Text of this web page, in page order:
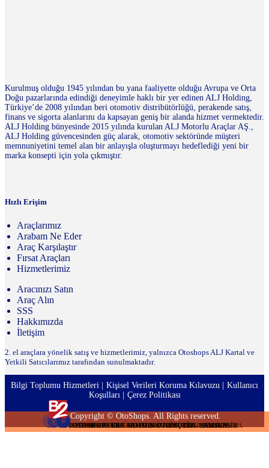
OTOSHOPS DEDE OTOMOTİV - KOCAELİ
OTOSHOPS ERC SAMSUN OTOMOTİV - SAMSUN
OTOSHOPS KATİPOĞLU OTOMOTİV - İSTANBUL AVRUPA
OTOSHOPS ALSA OTOMOTİV - İSTANBUL AVRUPA
OTOSHOPS KUZEN MOTORLU ARAÇLAR - BALIKESİR
OTOSHOPS ERC SAMSUN OTOMOTİV - SAMSUN
Kurulmuş olduğu 1945 yılından bu yana faaliyette olduğu Avrupa ve Orta
Doğu pazarlarında edindiği deneyimle haklı bir yer edinen ALJ Holding,
Türkiye’de 2008 yılından beri otomotiv distribütörlüğü, perakende satış,
finans ve sigorta alanlarını da kapsayan geniş bir alanda hizmet vermektedir.
ALJ Holding bünyesinde 2015 yılında kurulan ALJ Motorlu Araçlar AŞ.,
ALJ Holding güvencesinden güç alarak, otomotiv sektöründe müşteri
memnuniyetini temel alan bir anlayışla oluşturmayı hedeflediği yeni bir
marka konsepti için yola çıkmıştır.
Hızlı Erişim
Araçlarımız
Arabam Ne Eder
Araç Karşılaştır
Fırsat Araçları
Hizmetlerimiz
Aracınızı Satın
Araç Alın
SSS
Hakkımızda
İletişim
2. el araçlara yönelik satış ve hizmetlerimiz, yalnızca Otoshops ALJ Kartal ve
Yetkili Satıcılarımız tarafından sunulmaktadır.
Copyright © OtoShops. All Rights reserved.
Bilgi Toplumu Hizmetleri Kişisel Verileri Koruma Kılavuzu
Kullanıcı
Koşulları
Çerez Politikası